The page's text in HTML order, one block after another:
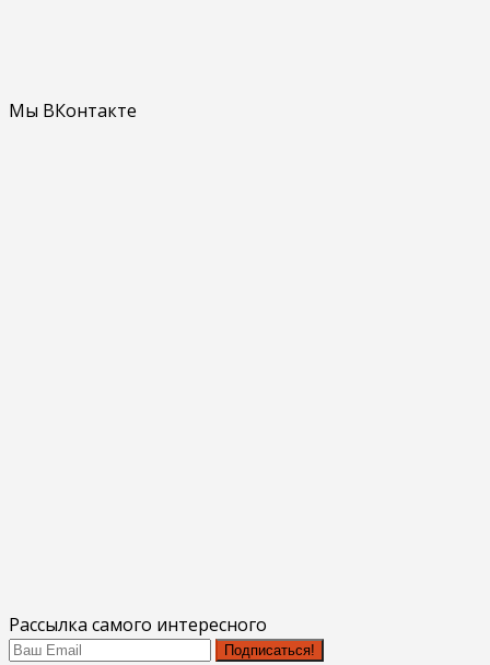
Мы ВКонтакте
Рассылка самого интересного
Подписаться!